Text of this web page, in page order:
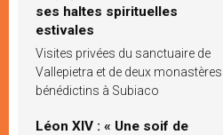
ses haltes spirituelles
estivales
Visites privées du sanctuaire de
Vallepietra et de deux monastères
bénédictins à Subiaco
Léon XIV : « Une soif de